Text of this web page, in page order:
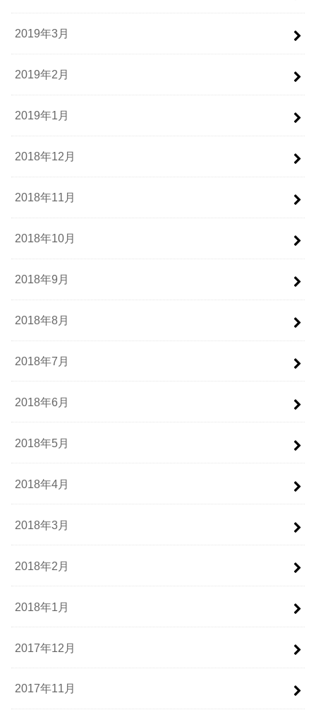
2019年3月
2019年2月
2019年1月
2018年12月
2018年11月
2018年10月
2018年9月
2018年8月
2018年7月
2018年6月
2018年5月
2018年4月
2018年3月
2018年2月
2018年1月
2017年12月
2017年11月